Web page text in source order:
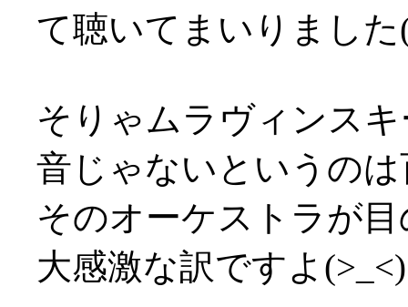
て聴いてまいりました
そりゃムラヴィンス
音じゃないというの
そのオーケストラが
大感激な訳ですよ(>_<)